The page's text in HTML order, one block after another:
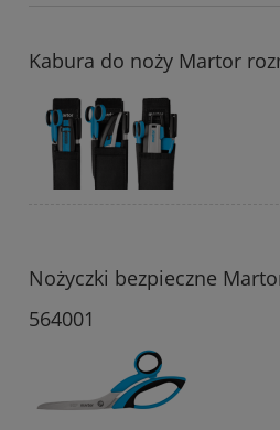
Kabura do noży Martor
Nożyczki bezpieczne
564001